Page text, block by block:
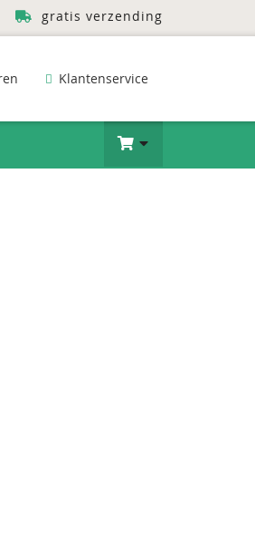
gratis verzending
Klantenservice